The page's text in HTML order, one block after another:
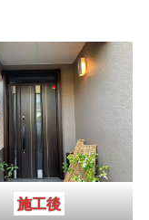
施工後